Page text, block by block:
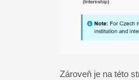
Zároveň je na této